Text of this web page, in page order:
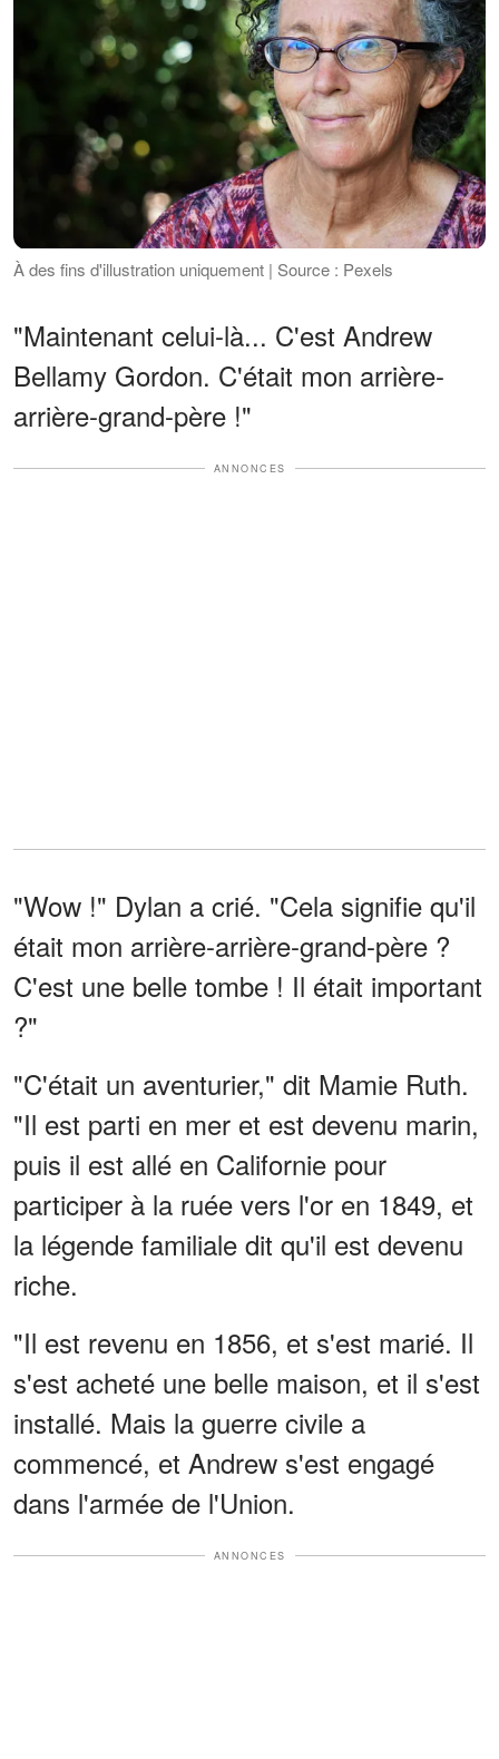
À des fins d'illustration uniquement | Source : Pexels
"Maintenant celui-là... C'est Andrew
Bellamy Gordon. C'était mon arrière-
arrière-grand-père !"
ANNONCES
"Wow !" Dylan a crié. "Cela signifie qu'il
était mon arrière-arrière-grand-père ?
C'est une belle tombe ! Il était important
?"
"C'était un aventurier," dit Mamie Ruth.
"Il est parti en mer et est devenu marin,
puis il est allé en Californie pour
participer à la ruée vers l'or en 1849, et
la légende familiale dit qu'il est devenu
riche.
"Il est revenu en 1856, et s'est marié. Il
s'est acheté une belle maison, et il s'est
installé. Mais la guerre civile a
commencé, et Andrew s'est engagé
dans l'armée de l'Union.
ANNONCES